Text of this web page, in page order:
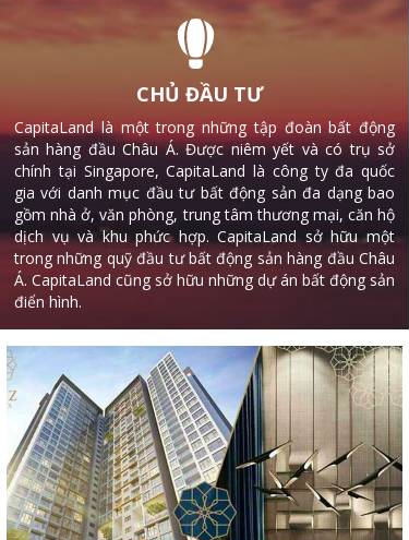
CapitaLand là một trong những tập đoàn bất động
sản hàng đầu Châu Á. Được niêm yết và có trụ sở
chính tại Singapore, CapitaLand là công ty đa quốc
gia với danh mục đầu tư bất động sản đa dạng bao
gồm nhà ở, văn phòng, trung tâm thương mại, căn hộ
dịch vụ và khu phức hợp. CapitaLand sở hữu một
trong những quỹ đầu tư bất động sản hàng đầu Châu
Á. CapitaLand cũng sở hữu những dự án bất động sản
điển hình.
CHỦ ĐẦU TƯ